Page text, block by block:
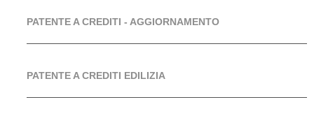
PATENTE A CREDITI - AGGIORNAMENTO
PATENTE A CREDITI EDILIZIA